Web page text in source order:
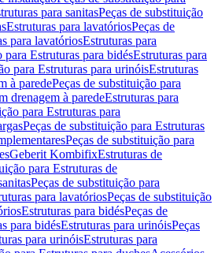
para sanitasPeças de substituição
Estruturas para lavatóriosPeças de
para lavatóriosEstruturas para
para Estruturas para bidésEstruturas para
para Estruturas para urinóisEstruturas
à paredePeças de substituição para
drenagem à paredeEstruturas para
para Estruturas para
Peças de substituição para Estruturas
Peças de substituição para
Geberit KombifixEstruturas de
para Estruturas de
Peças de substituição para
para lavatóriosPeças de substituição
Estruturas para bidésPeças de
para bidésEstruturas para urinóisPeças
para urinóisEstruturas para